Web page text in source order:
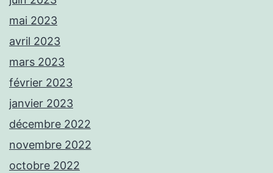
mai 2023
avril 2023
mars 2023
février 2023
janvier 2023
décembre 2022
novembre 2022
octobre 2022